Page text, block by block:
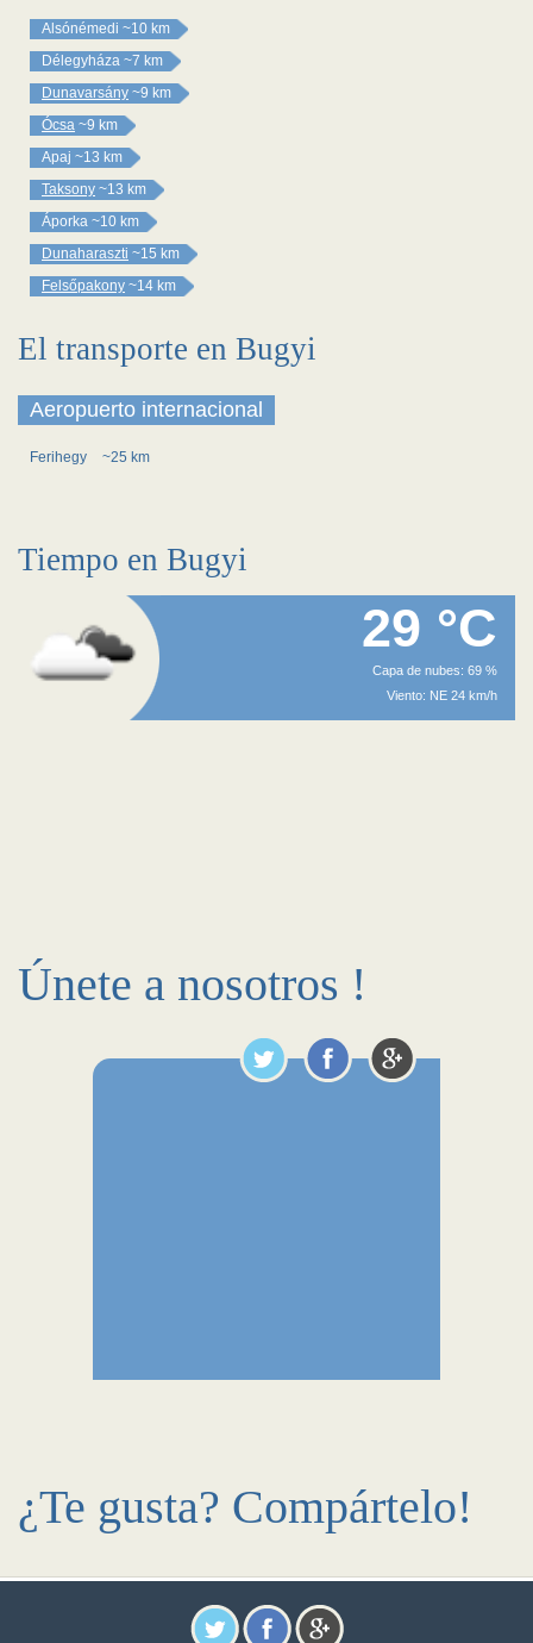
Alsónémedi ~10 km
Délegyháza ~7 km
Dunavarsány ~9 km
Ócsa ~9 km
Apaj ~13 km
Taksony ~13 km
Áporka ~10 km
Dunaharaszti ~15 km
Felsőpakony ~14 km
El transporte en Bugyi
Aeropuerto internacional
Ferihegy ~25 km
Tiempo en Bugyi
29 °C
Capa de nubes: 69 %
Viento: NE 24 km/h
Únete a nosotros !
¿Te gusta? Compártelo!